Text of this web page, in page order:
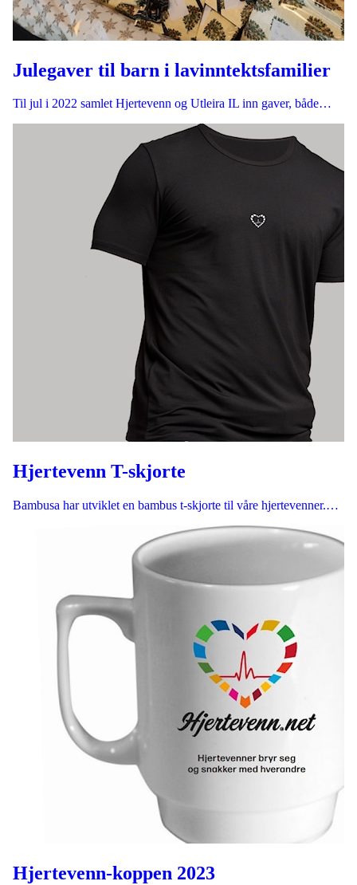
Julegaver til barn i lavinntektsfamilier
Til jul i 2022 samlet Hjertevenn og Utleira IL inn gaver, både…
Hjertevenn T-skjorte
Bambusa har utviklet en bambus t-skjorte til våre hjertevenner.…
Hjertevenn-koppen 2023